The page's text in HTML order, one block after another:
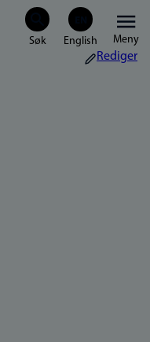
Meny
Rediger